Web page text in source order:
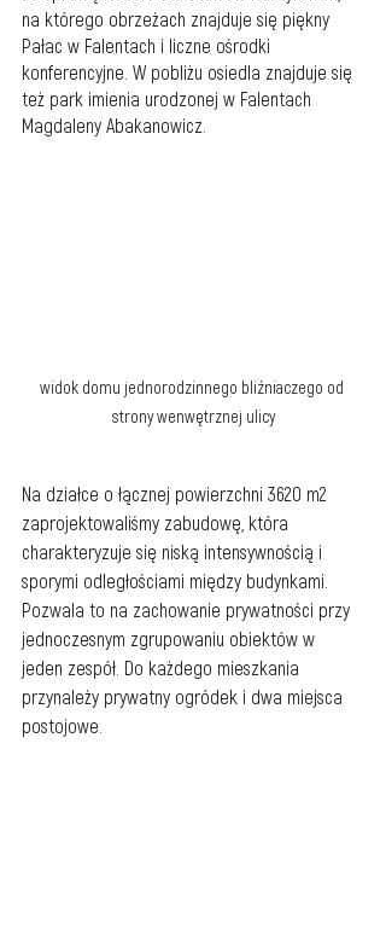
na którego obrzeżach znajduje się piękny
Pałac w Falentach i liczne ośrodki
konferencyjne. W pobliżu osiedla znajduje się
też park imienia urodzonej w Falentach
Magdaleny Abakanowicz.
widok domu jednorodzinnego bliźniaczego od
strony wenwętrznej ulicy
Na działce o łącznej powierzchni 3620 m2
zaprojektowaliśmy zabudowę, która
charakteryzuje się niską intensywnością i
sporymi odległościami między budynkami.
Pozwala to na zachowanie prywatności przy
jednoczesnym zgrupowaniu obiektów w
jeden zespół. Do każdego mieszkania
przynależy prywatny ogródek i dwa miejsca
postojowe.